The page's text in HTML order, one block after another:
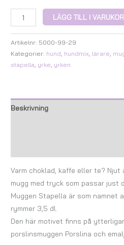
LÄGG TILL I
Artikelnr: 5000-99-29
Kategorier: hund hundmix lärare
stapella yrke yrken
Beskrivning
Varm choklad, kaffe eller te? Njut
mugg med tryck som passar just
Muggen Stapella är som namnet
rymmer 3,5 dl.
Den här motivet finns på
porslinsmuggen Porslina och